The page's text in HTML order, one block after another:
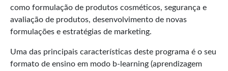
como formulação de produtos cosméticos, segurança e
avaliação de produtos, desenvolvimento de novas
formulações e estratégias de marketing.
Uma das principais características deste programa é o seu
formato de ensino em modo b-learning (aprendizagem